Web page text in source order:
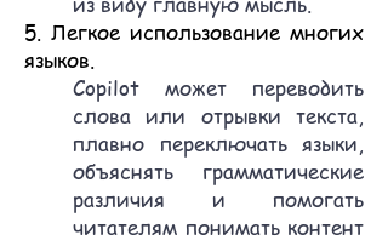
5. Легкое использование многих
языков.
Copilot может переводить
слова или отрывки текста,
плавно переключать языки,
объяснять грамматические
различия и помогать
читателям понимать контент